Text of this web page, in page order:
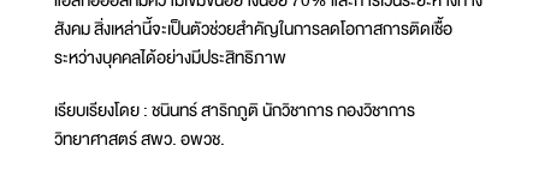
สังคม สิ่งเหล่านี้จะเป็นตัวช่วยสำคัญในการลดโอกาสการติดเชื้อ
ระหว่างบุคคลได้อย่างมีประสิทธิภาพ
เรียบเรียงโดย : ชนินทร์ สาริกภูติ นักวิชาการ กองวิชาการ
วิทยาศาสตร์ สพว. อพวช.